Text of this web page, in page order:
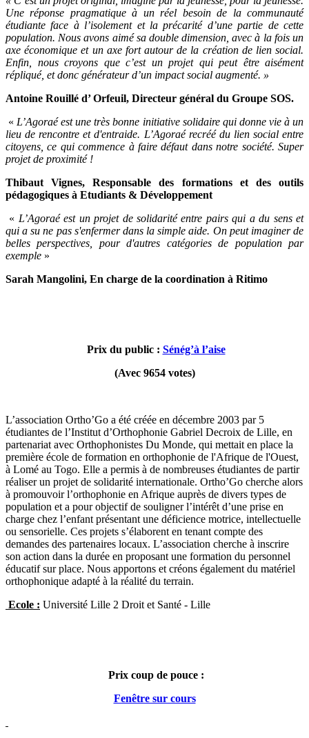
Une réponse pragmatique à un réel besoin de la communauté
étudiante face à l’isolement et la précarité d’une partie de cette
population. Nous avons aimé sa double dimension, avec à la fois un
axe économique et un axe fort autour de la création de lien social.
Enfin, nous croyons que c’est un projet qui peut être aisément
répliqué, et donc générateur d’un impact social augmenté. »
Antoine Rouillé d’ Orfeuil, Directeur général du Groupe SOS.
« L’Agoraé est une très bonne initiative solidaire qui donne vie à un
lieu de rencontre et d'entraide. L’Agoraé recréé du lien social entre
citoyens, ce qui commence à faire défaut dans notre société. Super
projet de proximité !
Thibaut Vignes, Responsable des formations et des outils
pédagogiques à Etudiants & Développement
« L’Agoraé est un projet de solidarité entre pairs qui a du sens et
qui a su ne pas s'enfermer dans la simple aide. On peut imaginer de
belles perspectives, pour d'autres catégories de population par
exemple »
Sarah Mangolini, En charge de la coordination à Ritimo
Prix du public : Sénég’à l’aise
(Avec 9654 votes)
L’association Ortho’Go a été créée en décembre 2003 par 5
étudiantes de l’Institut d’Orthophonie Gabriel Decroix de Lille, en
partenariat avec Orthophonistes Du Monde, qui mettait en place la
première école de formation en orthophonie de l'Afrique de l'Ouest,
à Lomé au Togo. Elle a permis à de nombreuses étudiantes de partir
réaliser un projet de solidarité internationale. Ortho’Go cherche alors
à promouvoir l’orthophonie en Afrique auprès de divers types de
population et a pour objectif de souligner l’intérêt d’une prise en
charge chez l’enfant présentant une déficience motrice, intellectuelle
ou sensorielle. Ces projets s’élaborent en tenant compte des
demandes des partenaires locaux. L’association cherche à inscrire
son action dans la durée en proposant une formation du personnel
éducatif sur place. Nous apportons et créons également du matériel
orthophonique adapté à la réalité du terrain.
Ecole : Université Lille 2 Droit et Santé - Lille
Prix coup de pouce :
Fenêtre sur cours